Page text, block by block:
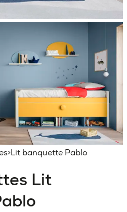
>Lit banquette Pablo
Lit